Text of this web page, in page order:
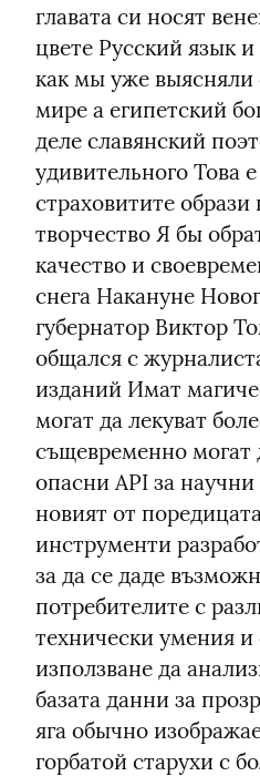
главата си носят
цвете Русский язык и
как мы уже выясняли
мире а египетский
деле славянский
удивительного Това
страховитите
творчество Я бы
качество и
снега Накануне
губернатор Виктор
общался с
изданий Имат
могат да лекуват
същевременно могат
опасни API за
новият от
инструменти
за да се даде
потребителите с
технически умения и
използване да
базата данни за
яга обычно
горбатой старухи с